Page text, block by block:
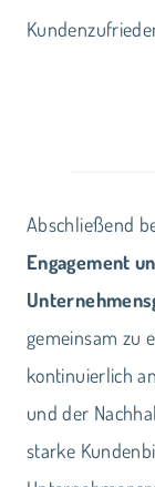
Abschließend
Engagement
gemeinsam zu
kontinuierlich
und der
starke